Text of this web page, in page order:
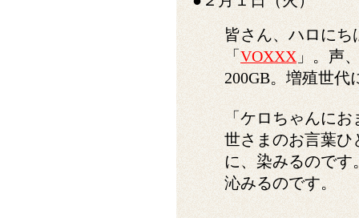
皆さん、ハロに
「 VOXXX 」。声
200GB。増殖世代
「ケロちゃんに
世さまのお言葉ひ
に、染みるので
沁みるのです。